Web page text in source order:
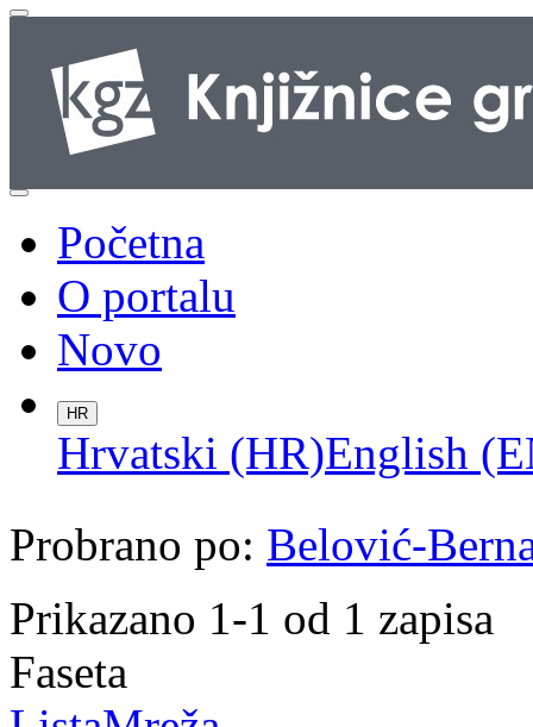
Početna
O portalu
Novo
HR
Hrvatski (HR)English
Probrano po: Belović-
Prikazano 1-1 od 1 zapisa
Faseta